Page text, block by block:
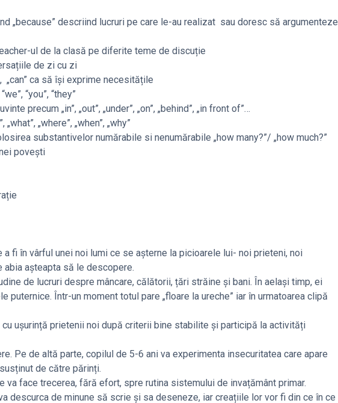
„because” descriind lucruri pe care le-au realizat sau doresc să argumenteze
ul de la clasă pe diferite teme de discuție
de zi cu zi
ca să își exprime necesitățile
“you”, “they”
precum „in”, „out”, „under”, „on”, „behind”, „in front of”…
„where”, „when”, „why”
substantivelor numărabile si nenumărabile „how many?”/ „how much?”
povești
fi în vârful unei noi lumi ce se așterne la picioarele lui- noi prieteni, noi
așteapta să le descopere.
de lucruri despre mâncare, călătorii, țări străine și bani. În aelași timp, ei
Într-un moment totul pare „floare la ureche” iar în urmatoarea clipă
ușurință prietenii noi după criterii bine stabilite și participă la activități
Pe de altă parte, copilul de 5-6 ani va experimenta insecuritatea care apare
de către părinți.
va face trecerea, fără efort, spre rutina sistemului de invațământ primar.
descurca de minune să scrie și sa deseneze, iar creațiile lor vor fi din ce în ce